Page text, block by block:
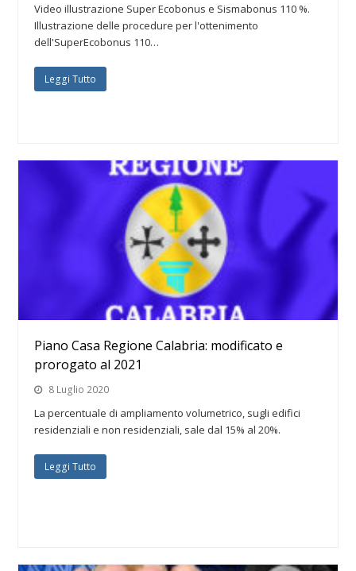
Video illustrazione Super Ecobonus e Sismabonus 110 %.
Illustrazione delle procedure per l'ottenimento
dell'SuperEcobonus 110…
Leggi Tutto
Piano Casa Regione Calabria: modificato e
prorogato al 2021
8 Luglio 2020
La percentuale di ampliamento volumetrico, sugli edifici
residenziali e non residenziali, sale dal 15% al 20%.
Leggi Tutto